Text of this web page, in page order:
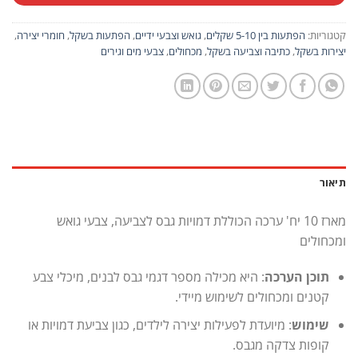
קטגוריות: הפתעות בין 5-10 שקלים , גואש וצבעי ידיים, הפתעות בשקל, חומרי יצירה,
יצירות בשקל, כתיבה וצביעה בשקל, מכחולים, צבעי מים וגירים
תיאור
מארז 10 יח' ערכה הכוללת דמויות גבס לצביעה, צבעי גואש
ומכחולים
תוכן הערכה: היא מכילה מספר דגמי גבס לבנים, מיכלי צבע
קטנים ומכחולים לשימוש מיידי.
שימוש: מיועדת לפעילות יצירה לילדים, כגון צביעת דמויות או
קופות צדקה מגבס.